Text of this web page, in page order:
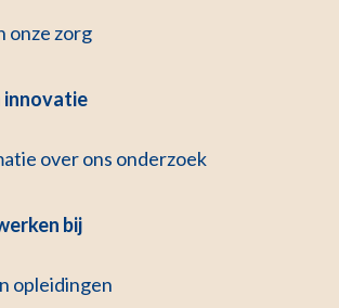
onze zorg
innovatie
over ons onderzoek
bij
opleidingen